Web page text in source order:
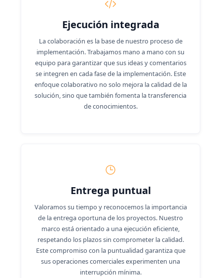
Ejecución integrada
La colaboración es la base de nuestro proceso de
implementación. Trabajamos mano a mano con su
equipo para garantizar que sus ideas y comentarios
se integren en cada fase de la implementación. Este
enfoque colaborativo no solo mejora la calidad de la
solución, sino que también fomenta la transferencia
de conocimientos.
Entrega puntual
Valoramos su tiempo y reconocemos la importancia
de la entrega oportuna de los proyectos. Nuestro
marco está orientado a una ejecución eficiente,
respetando los plazos sin comprometer la calidad.
Este compromiso con la puntualidad garantiza que
sus operaciones comerciales experimenten una
interrupción mínima.